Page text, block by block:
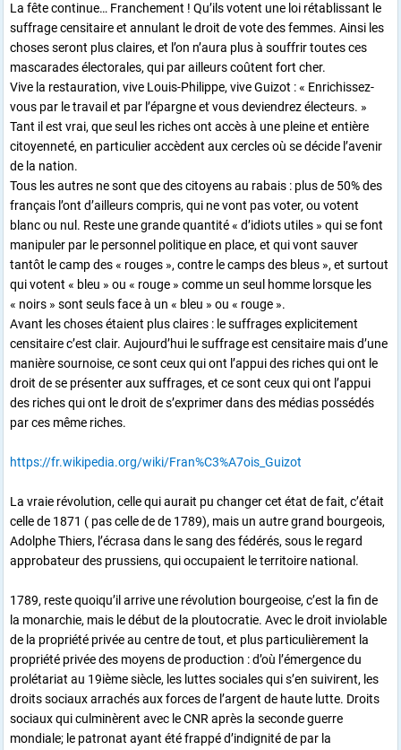
La fête continue… Franchement ! Qu’ils votent une loi rétablissant le
suffrage censitaire et annulant le droit de vote des femmes. Ainsi les
choses seront plus claires, et l’on n’aura plus à souffrir toutes ces
mascarades électorales, qui par ailleurs coûtent fort cher.
Vive la restauration, vive Louis-Philippe, vive Guizot : « Enrichissez-
vous par le travail et par l’épargne et vous deviendrez électeurs. »
Tant il est vrai, que seul les riches ont accès à une pleine et entière
citoyenneté, en particulier accèdent aux cercles où se décide l’avenir
de la nation.
Tous les autres ne sont que des citoyens au rabais : plus de 50% des
français l’ont d’ailleurs compris, qui ne vont pas voter, ou votent
blanc ou nul. Reste une grande quantité « d’idiots utiles » qui se font
manipuler par le personnel politique en place, et qui vont sauver
tantôt le camp des « rouges », contre le camps des bleus », et surtout
qui votent « bleu » ou « rouge » comme un seul homme lorsque les
« noirs » sont seuls face à un « bleu » ou « rouge ».
Avant les choses étaient plus claires : le suffrages explicitement
censitaire c’est clair. Aujourd’hui le suffrage est censitaire mais d’une
manière sournoise, ce sont ceux qui ont l’appui des riches qui ont le
droit de se présenter aux suffrages, et ce sont ceux qui ont l’appui
des riches qui ont le droit de s’exprimer dans des médias possédés
par ces même riches.
https://fr.wikipedia.org/wiki/Fran%C3%A7ois_Guizot
La vraie révolution, celle qui aurait pu changer cet état de fait, c’était
celle de 1871 ( pas celle de de 1789), mais un autre grand bourgeois,
Adolphe Thiers, l’écrasa dans le sang des fédérés, sous le regard
approbateur des prussiens, qui occupaient le territoire national.
1789, reste quoiqu’il arrive une révolution bourgeoise, c’est la fin de
la monarchie, mais le début de la ploutocratie. Avec le droit inviolable
de la propriété privée au centre de tout, et plus particulièrement la
propriété privée des moyens de production : d’où l’émergence du
prolétariat au 19ième siècle, les luttes sociales qui s’en suivirent, les
droits sociaux arrachés aux forces de l’argent de haute lutte. Droits
sociaux qui culminèrent avec le CNR après la seconde guerre
mondiale; le patronat ayant été frappé d’indignité de par la